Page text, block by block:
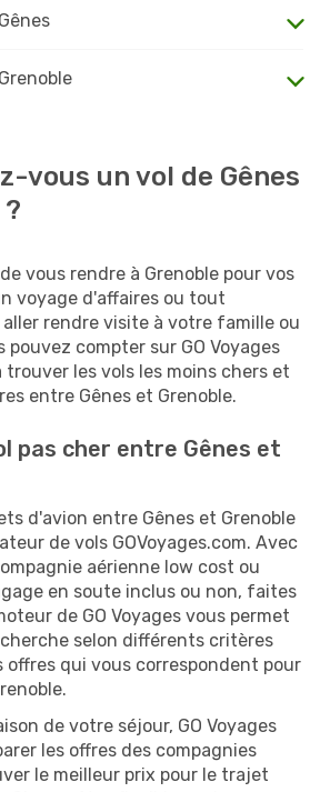
vous un vol de Gênes
vous rendre à Grenoble pour vos
voyage d'affaires ou tout
rendre visite à votre famille ou
pouvez compter sur GO Voyages
trouver les vols les moins chers et
entre Gênes et Grenoble.
pas cher entre Gênes et
d'avion entre Gênes et Grenoble
de vols GOVoyages.com. Avec
aérienne low cost ou
en soute inclus ou non, faites
de GO Voyages vous permet
selon différents critères
offres qui vous correspondent pour
de votre séjour, GO Voyages
les offres des compagnies
le meilleur prix pour le trajet